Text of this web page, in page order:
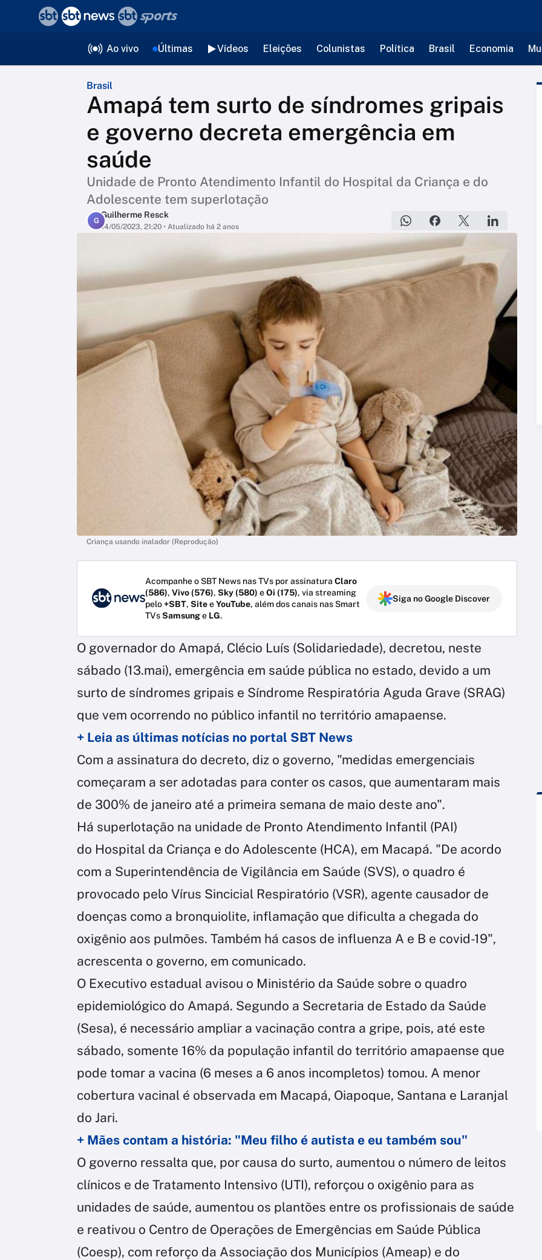
Ao vivo Últimas Vídeos Eleições Colunistas Política Brasil Economia
Brasil
Amapá tem surto de síndromes gripais
e governo decreta emergência em
saúde
Unidade de Pronto Atendimento Infantil do Hospital da Criança e do
Adolescente tem superlotação
G
Guilherme Resck
14/05/2023, 21:20 • Atualizado há 2 anos
Criança usando inalador (Reprodução)
Acompanhe o SBT News nas TVs por assinatura Claro
(586), Vivo (576), Sky (580) eOi (175), via streaming
pelo+SBT, SiteeYouTube, além dos canais nas Smart
TVsSamsunge LG.
Siga no Google Discover
O governador do Amapá, Clécio Luís (Solidariedade), decretou, neste
sábado (13.mai), emergência em saúde pública no estado, devido a um
surto de síndromes gripais e Síndrome Respiratória Aguda Grave (SRAG)
que vem ocorrendo no público infantil no território amapaense.
+ Leia as últimas notícias no portal SBT News
Com a assinatura do decreto, diz o governo, "medidas emergenciais
começaram a ser adotadas para conter os casos, que aumentaram mais
de 300% de janeiro até a primeira semana de maio deste ano".
Há superlotação na unidade de Pronto Atendimento Infantil (PAI)
do Hospital da Criança e do Adolescente (HCA), em Macapá. "De acordo
com a Superintendência de Vigilância em Saúde (SVS), o quadro é
provocado pelo Vírus Sincicial Respiratório (VSR), agente causador de
doenças como a bronquiolite, inflamação que dificulta a chegada do
oxigênio aos pulmões. Também há casos de influenza A e B e covid-19",
acrescenta o governo, em comunicado.
O Executivo estadual avisou o Ministério da Saúde sobre o quadro
epidemiológico do Amapá. Segundo a Secretaria de Estado da Saúde
(Sesa), é necessário ampliar a vacinação contra a gripe, pois, até este
sábado, somente 16% da população infantil do território amapaense que
pode tomar a vacina (6 meses a 6 anos incompletos) tomou. A menor
cobertura vacinal é observada em Macapá, Oiapoque, Santana e Laranjal
do Jari.
+ Mães contam a história: "Meu filho é autista e eu também sou"
O governo ressalta que, por causa do surto, aumentou o número de leitos
clínicos e de Tratamento Intensivo (UTI), reforçou o oxigênio para as
unidades de saúde, aumentou os plantões entre os profissionais de saúde
e reativou o Centro de Operações de Emergências em Saúde Pública
(Coesp), com reforço da Associação dos Municípios (Ameap) e do
voltar
Editorias